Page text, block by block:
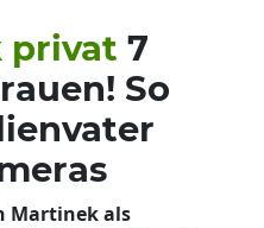
privat 7
So
Martinek als